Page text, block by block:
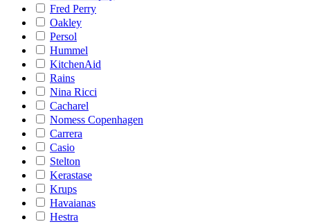
Fred Perry
Oakley
Persol
Hummel
KitchenAid
Rains
Nina Ricci
Cacharel
Nomess Copenhagen
Carrera
Casio
Stelton
Kerastase
Krups
Havaianas
Hestra